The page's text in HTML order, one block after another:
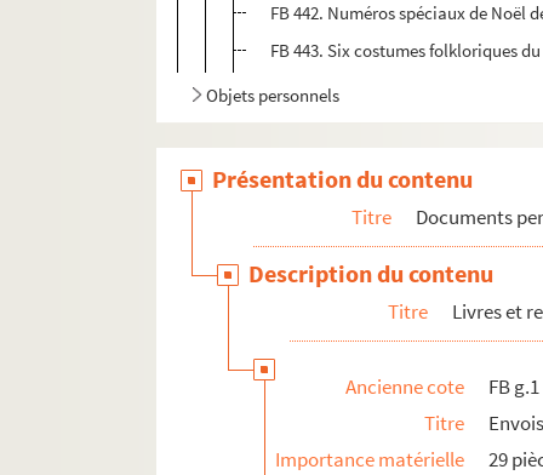
FB 442. Numéros spéciaux de Noël
FB 443. Six costumes folkloriques
Objets personnels
Présentation du contenu
Titre Documents
Description du contenu
Titre Livres et
Ancienne cote
FB
Titre
Importance matérielle
29